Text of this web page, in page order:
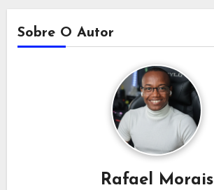
Sobre O Autor
Rafael Morais